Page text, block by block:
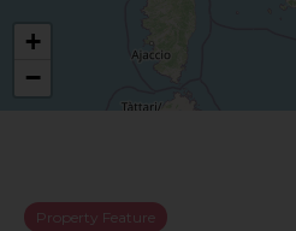
+
−
Property Feature